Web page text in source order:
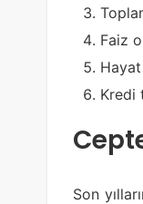
Faiz
Kredi
Son